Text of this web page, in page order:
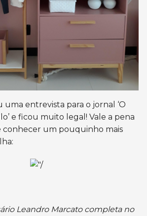
uma entrevista para o jornal ‘O
e ficou muito legal! Vale a pena
conhecer um pouquinho mais
Leandro Marcato completa no